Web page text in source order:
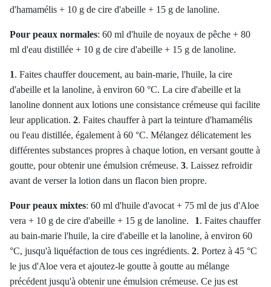
d'hamamélis + 10 g de cire d'abeille + 15 g de lanoline.
Pour peaux normales: 60 ml d'huile de noyaux de pêche + 80
ml d'eau distillée + 10 g de cire d'abeille + 15 g de lanoline.
1. Faites chauffer doucement, au bain-marie, l'huile, la cire
d'abeille et la lanoline, à environ 60 °C. La cire d'abeille et la
lanoline donnent aux lotions une consistance crémeuse qui facilite
leur application. 2. Faites chauffer à part la teinture d'hamamélis
ou l'eau distillée, également à 60 °C. Mélangez délicatement les
différentes substances propres à chaque lotion, en versant goutte à
goutte, pour obtenir une émulsion crémeuse. 3. Laissez refroidir
avant de verser la lotion dans un flacon bien propre.
Pour peaux mixtes: 60 ml d'huile d'avocat + 75 ml de jus d'Aloe
vera + 10 g de cire d'abeille + 15 g de lanoline. 1. Faites chauffer
au bain-marie l'huile, la cire d'abeille et la lanoline, à environ 60
°C, jusqu'à liquéfaction de tous ces ingrédients. 2. Portez à 45 °C
le jus d'Aloe vera et ajoutez-le goutte à goutte au mélange
précédent jusqu'à obtenir une émulsion crémeuse. Ce jus est